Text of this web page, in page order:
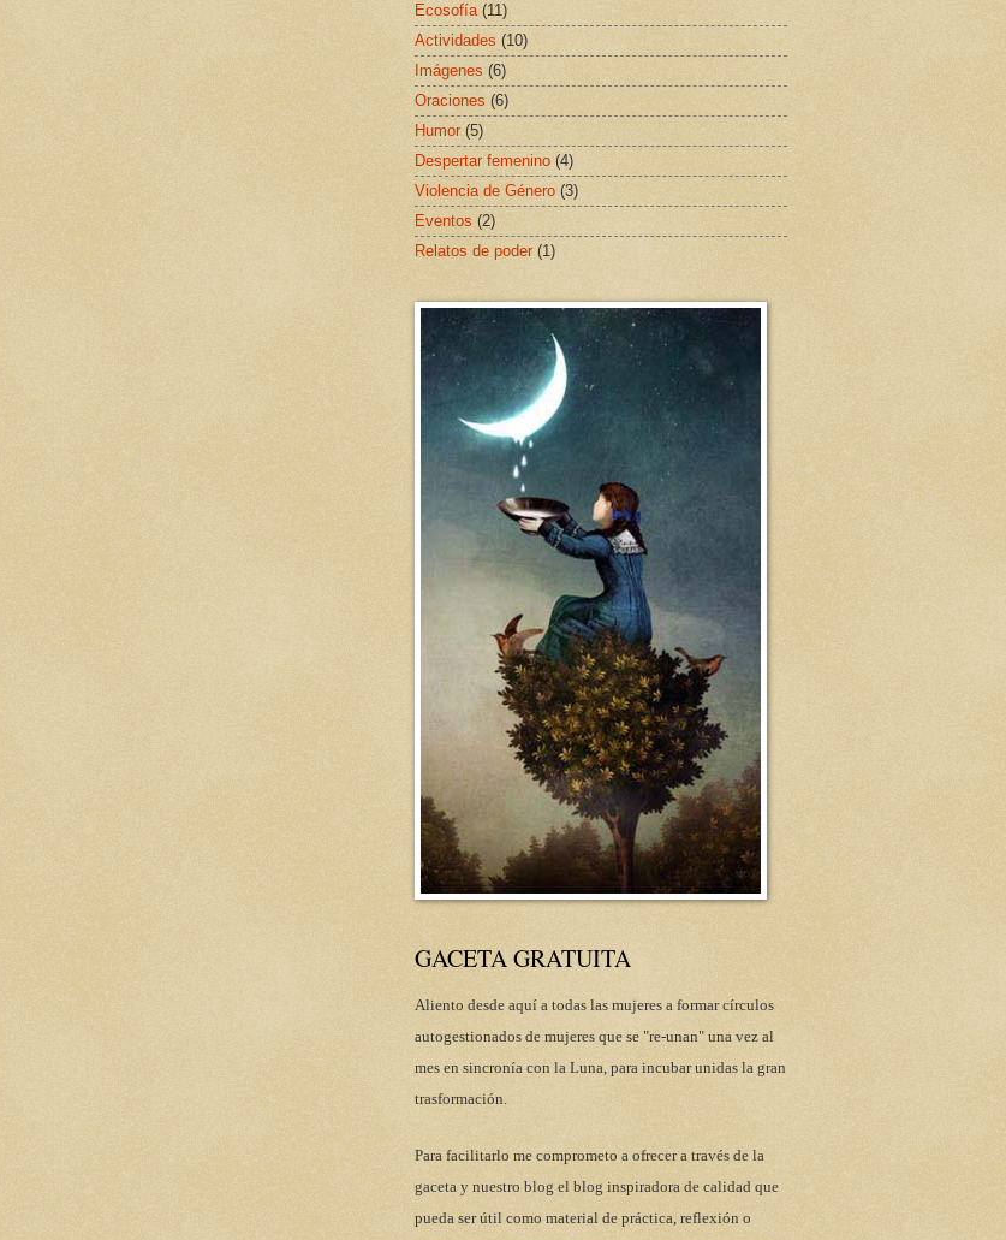
Ecosofía (11)
Actividades (10)
Imágenes (6)
Oraciones (6)
Humor (5)
Despertar femenino (4)
Violencia de Género (3)
Eventos (2)
Relatos de poder (1)
GACETA GRATUITA
Aliento desde aquí a todas las mujeres a formar círculos
autogestionados de mujeres que se "re-unan" una vez al
mes en sincronía con la Luna, para incubar unidas la gran
trasformación.
Para facilitarlo me comprometo a ofrecer a través de la
gaceta y nuestro blog el blog inspiradora de calidad que
pueda ser útil como material de práctica, reflexión o